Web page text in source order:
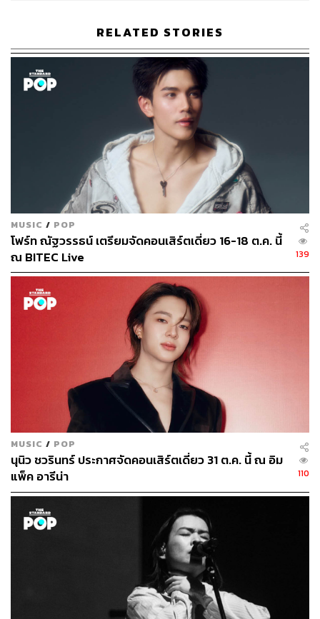
สามารถซื้อบัตรเข้าชมคอนเสิร์ตได้ในวันเสาร์ที่ 18
กุมภาพันธ์ 2566 เวลา 10.00 น. เป็นต้นไป ทางเว็บไซต์
s://www.thednd.com/
บัตรราคา 5,800 / 4,800 / 3,800 /
2,800 บาท
TAGS: NENE 郑乃馨 1ST MINI CONCERT ‘DIARY DE LA
LUNE’ IN BANGKOK 2023
เนเน่-พรนับพัน พรเพ็ญพิพัฒน์
BonBon Girls 303
C-POP Sony Music China
RELATED STORIES
MUSIC / POP
โฟร์ท ณัฐวรรธน์ เตรียมจัดคอนเสิร์ตเดี่ยว 16-18 ต.ค. นี้
ณ BITEC Live
139
MUSIC / POP
นุนิว ชวรินทร์ ประกาศจัดคอนเสิร์ตเดี่ยว 31 ต.ค. นี้ ณ อิม
แพ็ค อารีน่า
110